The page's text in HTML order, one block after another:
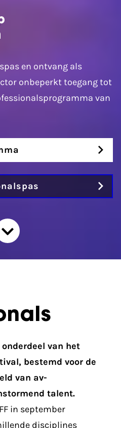
en ontvang als
onbeperkt toegang tot
van
van het
bestemd voor de
van av-
talent.
in september
disciplines